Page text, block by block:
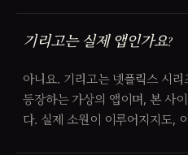
기리고는 실제 앱인가요?
아니요. 기리고는 넷플릭스 시
등장하는 가상의 앱이며, 본 사
다. 실제 소원이 이루어지지도,